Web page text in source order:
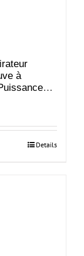
à
/ 929,1
Details